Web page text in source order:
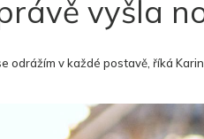
vyšla
odrážím v každé postavě, říká